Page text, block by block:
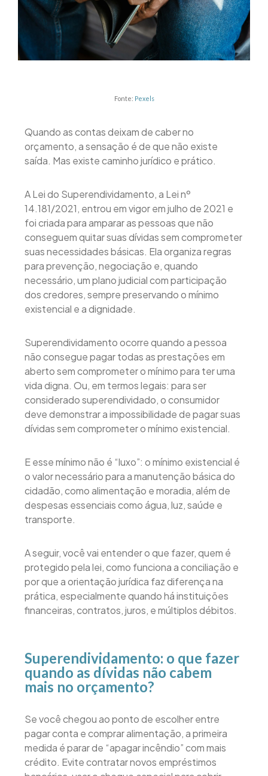
Fonte: Pexels
Quando as contas deixam de caber no
orçamento, a sensação é de que não existe
saída. Mas existe caminho jurídico e prático.
A Lei do Superendividamento, a Lei nº
14.181/2021, entrou em vigor em julho de 2021 e
foi criada para amparar as pessoas que não
conseguem quitar suas dívidas sem comprometer
suas necessidades básicas. Ela organiza regras
para prevenção, negociação e, quando
necessário, um plano judicial com participação
dos credores, sempre preservando o mínimo
existencial e a dignidade.
Superendividamento ocorre quando a pessoa
não consegue pagar todas as prestações em
aberto sem comprometer o mínimo para ter uma
vida digna. Ou, em termos legais: para ser
considerado superendividado, o consumidor
deve demonstrar a impossibilidade de pagar suas
dívidas sem comprometer o mínimo existencial.
E esse mínimo não é “luxo”: o mínimo existencial é
o valor necessário para a manutenção básica do
cidadão, como alimentação e moradia, além de
despesas essenciais como água, luz, saúde e
transporte.
A seguir, você vai entender o que fazer, quem é
protegido pela lei, como funciona a conciliação e
por que a orientação jurídica faz diferença na
prática, especialmente quando há instituições
financeiras, contratos, juros, e múltiplos débitos.
Superendividamento: o que fazer
quando as dívidas não cabem
mais no orçamento?
Se você chegou ao ponto de escolher entre
pagar conta e comprar alimentação, a primeira
medida é parar de “apagar incêndio” com mais
crédito. Evite contratar novos empréstimos